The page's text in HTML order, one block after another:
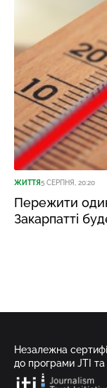
ЖИТТЯ5 СЕРПНЯ, 20:20
Пережити
Закарпатті
Незалежна
до програми JTI та